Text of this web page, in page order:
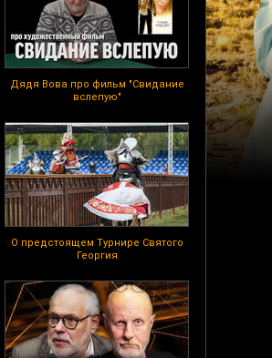
Дядя Вова про фильм "Свидание
вслепую"
О предстоящем Турнире Святого
Георгия